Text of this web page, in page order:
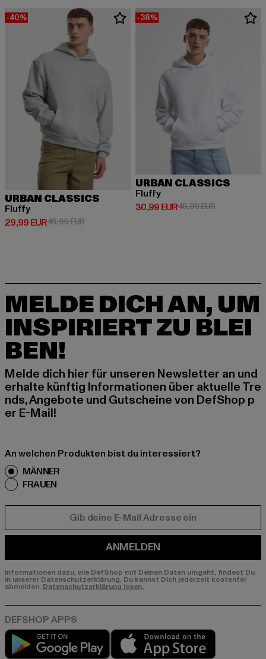
-40%
URBAN CLASSICS
Fluffy
29,99 EUR
Derzeitiger Preis: 29,99 EUR
49,99 EURAktionspreis: 49,99 EUR
-38%
URBAN CLASSICS
Fluffy
30,99 EUR
Derzeitiger Preis: 30,99 EUR
49,99 EURAktionspreis:
MELDE DICH AN, UM
INSPIRIERT ZU BLEI
BEN!
Melde dich hier für unseren Newsletter an und
erhalte künftig Informationen über aktuelle Tre
nds, Angebote und Gutscheine von DefShop p
er E-Mail!
An welchen Produkten bist du interessiert?
MÄNNER
FRAUEN
ANMELDEN
Informationen dazu, wie DefShop mit Deinen Daten umgeht, findest Du
in unserer Datenschutzerklärung. Du kannst Dich jederzeit kostenfei
abmelden. Datenschutzerklärung lesen.
Play market